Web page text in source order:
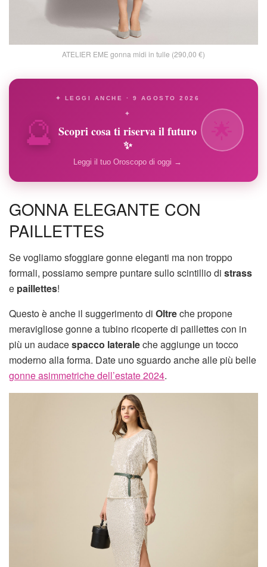
ATELIER EME gonna midi in tulle (290,00 €)
🔮
✦ LEGGI ANCHE · 9 AGOSTO 2026
✦
Scopri cosa ti riserva il futuro
✨
Leggi il tuo Oroscopo di oggi →
GONNA ELEGANTE CON
PAILLETTES
Se vogliamo sfoggiare gonne eleganti ma non troppo
formali, possiamo sempre puntare sullo scintillio di strass
e paillettes!
Questo è anche il suggerimento di Oltreche propone
meravigliose gonne a tubino ricoperte di paillettes con in
più un audacespacco lateraleche aggiunge un tocco
moderno alla forma. Date uno sguardo anche alle più belle
gonne asimmetriche dell’estate 2024.